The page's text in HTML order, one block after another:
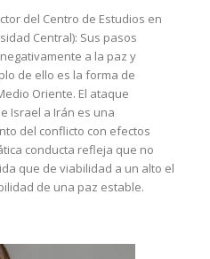
del Centro de Estudios en
Central): Sus pasos
a la paz y
de ello es la forma de
Oriente. El ataque
Israel a Irán es una
del conflicto con efectos
conducta refleja que no
que de viabilidad a un alto el
de una paz estable.